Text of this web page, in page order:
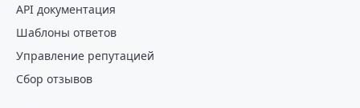
API документация
Шаблоны ответов
Управление репутацией
Сбор отзывов